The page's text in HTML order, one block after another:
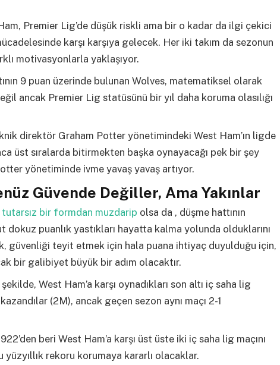
Premier Lig’de düşük riskli ama bir o kadar da ilgi çekici
karşı karşıya gelecek. Her iki takım da sezonun
motivasyonlarla yaklaşıyor.
9 puan üzerinde bulunan Wolves, matematiksel olarak
ancak Premier Lig statüsünü bir yıl daha koruma olasılığı
direktör Graham Potter yönetimindeki West Ham’ın ligde
üst sıralarda bitirmekten başka oynayacağı pek bir şey
yönetiminde ivme yavaş yavaş artıyor.
Güvende Değiller, Ama Yakınlar
bir formdan muzdarip olsa da , düşme hattının
dokuz puanlık yastıkları hayatta kalma yolunda olduklarını
güvenliği teyit etmek için hala puana ihtiyaç duyulduğu için,
bir galibiyet büyük bir adım olacaktır.
West Ham’a karşı oynadıkları son altı iç saha lig
(2M), ancak geçen sezon aynı maçı 2-1
beri West Ham’a karşı üst üste iki iç saha lig maçını
yüzyıllık rekoru korumaya kararlı olacaklar.